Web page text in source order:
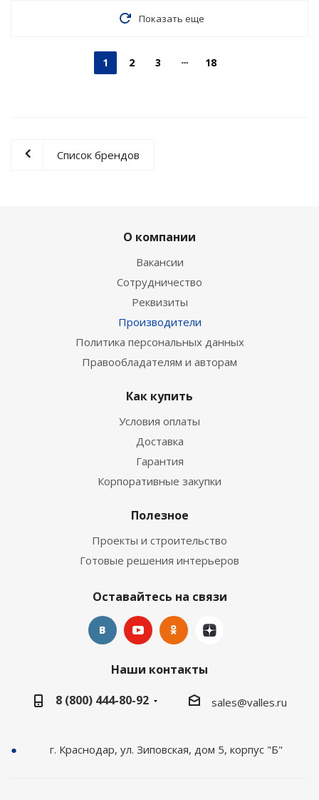
Показать еще
1 2 3 18
Список брендов
О компании
Вакансии
Сотрудничество
Реквизиты
Производители
Политика персональных данных
Правообладателям и авторам
Как купить
Условия оплаты
Доставка
Гарантия
Корпоративные закупки
Полезное
Проекты и строительство
Готовые решения интерьеров
Оставайтесь на связи
Наши контакты
8 (800) 444-80-92
sales@valles.ru
г. Краснодар, ул. Зиповская, дом 5, корпус "Б"